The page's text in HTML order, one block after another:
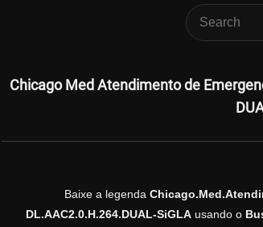
Chicago Med Atendimento de
Baixe a legenda
DL.AAC2.0.H.264.DUAL-SiGLAusando o